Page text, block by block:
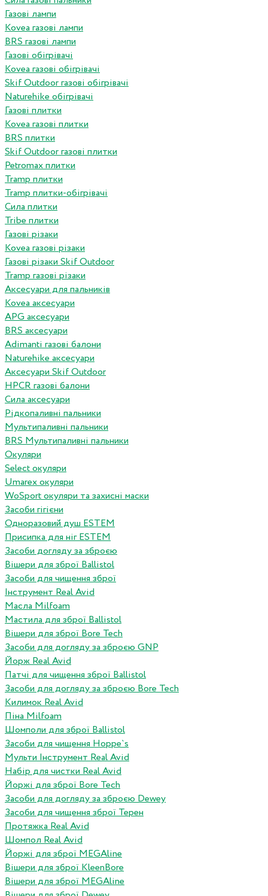
Газові лампи
Kovea газові лампи
BRS газові лампи
Газові обігрівачі
Kovea газові обігрівачі
Skif Outdoor газові обігрівачі
Naturehike обігрівачі
Газові плитки
Kovea газові плитки
BRS плитки
Skif Outdoor газові плитки
Petromax плитки
Tramp плитки
Tramp плитки-обігрівачі
Сила плитки
Tribe плитки
Газові різаки
Kovea газові різаки
Газові різаки Skif Outdoor
Tramp газові різаки
Аксесуари для пальників
Kovea аксесуари
APG аксесуари
BRS аксесуари
Adimanti газові балони
Naturehike аксесуари
Аксесуари Skif Outdoor
HPCR газові балони
Сила аксесуари
Рідкопаливні пальники
Мультипаливні пальники
BRS Мультипаливні пальники
Окуляри
Select окуляри
Umarex окуляри
WoSport окуляри та захисні маски
Засоби гігієни
Одноразовий душ ESTEM
Присипка для ніг ESTEM
Засоби догляду за зброєю
Вішери для зброї Ballistol
Засоби для чищення зброї
Інструмент Real Avid
Масла Milfoam
Мастила для зброї Ballistol
Вішери для зброї Bore Tech
Засоби для догляду за зброєю GNP
Йорж Real Avid
Патчі для чищення зброї Ballistol
Засоби для догляду за зброєю Bore Tech
Килимок Real Avid
Піна Milfoam
Шомполи для зброї Ballistol
Засоби для чищення Hoppe`s
Мульти Інструмент Real Avid
Набір для чистки Real Avid
Йоржі для зброї Bore Tech
Засоби для догляду за зброєю Dewey
Засоби для чищення зброї Терен
Протяжка Real Avid
Шомпол Real Avid
Йоржі для зброї MEGAline
Вішери для зброї KleenBore
Вішери для зброї MEGAline